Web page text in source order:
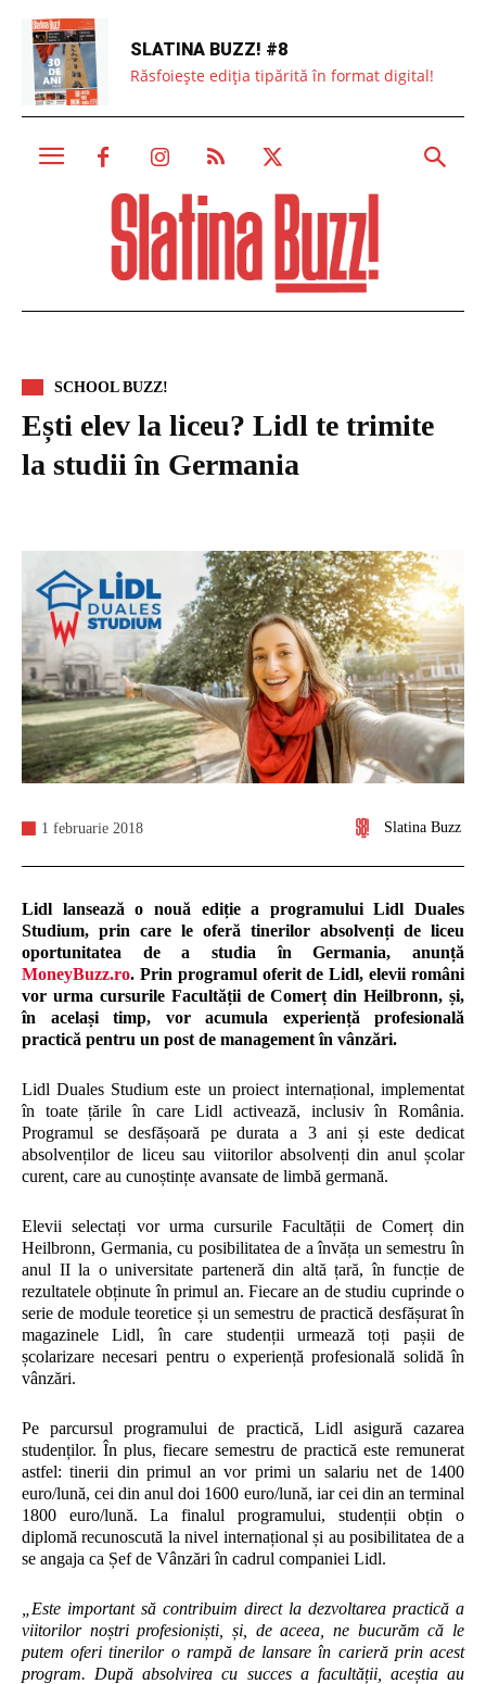
SLATINA BUZZ! #8
Răsfoiește ediția tipărită în format digital!
SCHOOL BUZZ!
Ești elev la liceu? Lidl te trimite
la studii în Germania
Slatina Buzz
1 februarie 2018
Lidl lansează o nouă ediție a programului Lidl Duales
Studium, prin care le oferă tinerilor absolvenți de liceu
oportunitatea de a studia în Germania, anunță
MoneyBuzz.ro. Prin programul oferit de Lidl, elevii români
vor urma cursurile Facultății de Comerț din Heilbronn, și,
în același timp, vor acumula experiență profesională
practică pentru un post de management în vânzări.
Lidl Duales Studium este un proiect internațional, implementat
în toate țările în care Lidl activează, inclusiv în România.
Programul se desfășoară pe durata a 3 ani și este dedicat
absolvenților de liceu sau viitorilor absolvenți din anul școlar
curent, care au cunoștințe avansate de limbă germană.
Elevii selectați vor urma cursurile Facultății de Comerț din
Heilbronn, Germania, cu posibilitatea de a învăța un semestru în
anul II la o universitate parteneră din altă țară, în funcție de
rezultatele obținute în primul an. Fiecare an de studiu cuprinde o
serie de module teoretice și un semestru de practică desfășurat în
magazinele Lidl, în care studenții urmează toți pașii de
școlarizare necesari pentru o experiență profesională solidă în
vânzări.
Pe parcursul programului de practică, Lidl asigură cazarea
studenților. În plus, fiecare semestru de practică este remunerat
astfel: tinerii din primul an vor primi un salariu net de 1400
euro/lună, cei din anul doi 1600 euro/lună, iar cei din an terminal
1800 euro/lună. La finalul programului, studenții obțin o
diplomă recunoscută la nivel internațional și au posibilitatea de a
se angaja ca Șef de Vânzări în cadrul companiei Lidl.
„Este important să contribuim direct la dezvoltarea practică a
viitorilor noștri profesioniști, și, de aceea, ne bucurăm că le
putem oferi tinerilor o rampă de lansare în carieră prin acest
program. După absolvirea cu succes a facultății, aceștia au